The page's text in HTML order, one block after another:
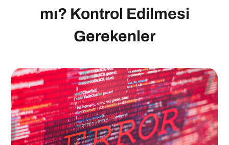
mı? Kontrol Edilmesi
Gerekenler